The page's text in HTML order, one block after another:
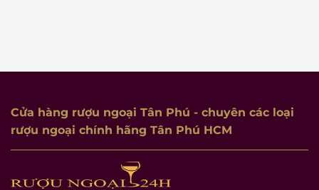
Cửa hàng rượu ngoại Tân Phú - chuyên các loại
rượu ngoại chính hãng Tân Phú HCM